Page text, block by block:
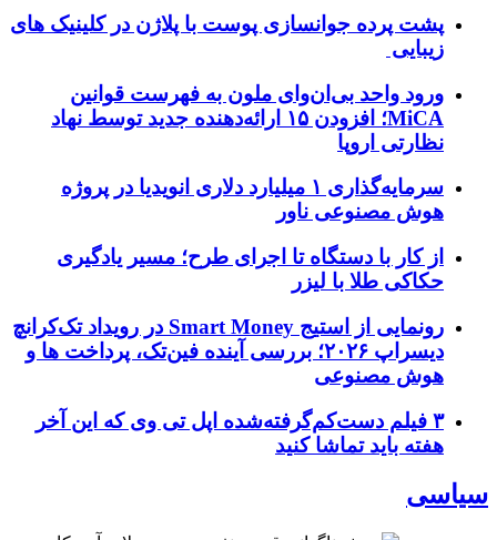
پشت پرده جوانسازی پوست با پلاژن در کلینیک های
زیبایی
ورود واحد بی‌ان‌وای ملون به فهرست قوانین
MiCA؛ افزودن ۱۵ ارائه‌دهنده جدید توسط نهاد
نظارتی اروپا
سرمایه‌گذاری ۱ میلیارد دلاری انویدیا در پروژه
هوش مصنوعی ناور
از کار با دستگاه تا اجرای طرح؛ مسیر یادگیری
حکاکی طلا با لیزر
رونمایی از استیج Smart Money در رویداد تک‌کرانچ
دیسراپ ۲۰۲۶؛ بررسی آینده فین‌تک، پرداخت‌ ها و
هوش مصنوعی
۳ فیلم دست‌کم‌گرفته‌شده اپل تی وی که این آخر
هفته باید تماشا کنید
سیاسی